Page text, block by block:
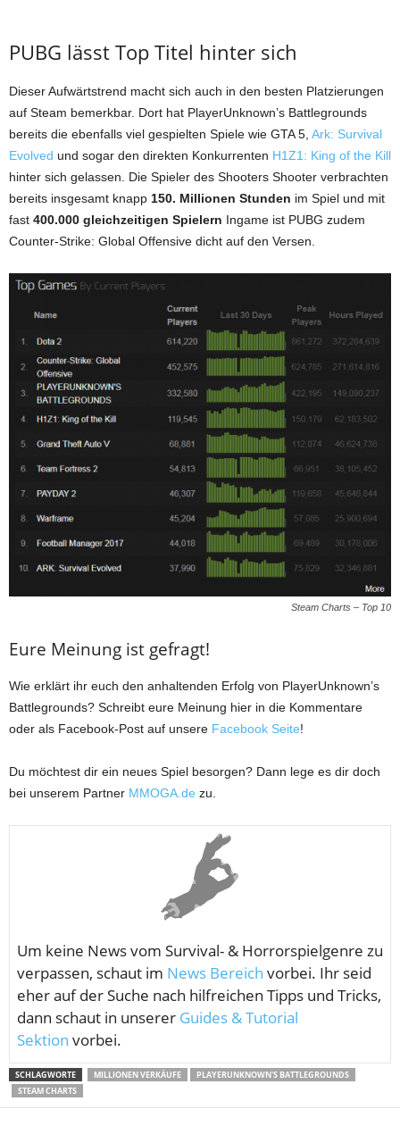
PUBG lässt Top Titel hinter sich
Dieser Aufwärtstrend macht sich auch in den besten Platzierungen
auf Steam bemerkbar. Dort hat PlayerUnknown’s Battlegrounds
bereits die ebenfalls viel gespielten Spiele wie GTA 5, Ark: Survival
Evolved und sogar den direkten Konkurrenten H1Z1: King of the Kill
hinter sich gelassen. Die Spieler des Shooters Shooter verbrachten
bereits insgesamt knapp 150. Millionen Stunden im Spiel und mit
fast 400.000 gleichzeitigen Spielern Ingame ist PUBG zudem
Counter-Strike: Global Offensive dicht auf den Versen.
Steam Charts – Top 10
Eure Meinung ist gefragt!
Wie erklärt ihr euch den anhaltenden Erfolg von PlayerUnknown’s
Battlegrounds? Schreibt eure Meinung hier in die Kommentare
oder als Facebook-Post auf unsere Facebook Seite!
Du möchtest dir ein neues Spiel besorgen? Dann lege es dir doch
bei unserem Partner MMOGA.de zu.
Um keine News vom Survival- & Horrorspielgenre zu
verpassen, schaut im News Bereich vorbei. Ihr seid
eher auf der Suche nach hilfreichen Tipps und Tricks,
dann schaut in unserer Guides & Tutorial
Sektion vorbei.
SCHLAGWORTE MILLIONEN VERKÄUFE
PLAYERUNKNOWN'S BATTLEGROUNDS
STEAM CHARTS